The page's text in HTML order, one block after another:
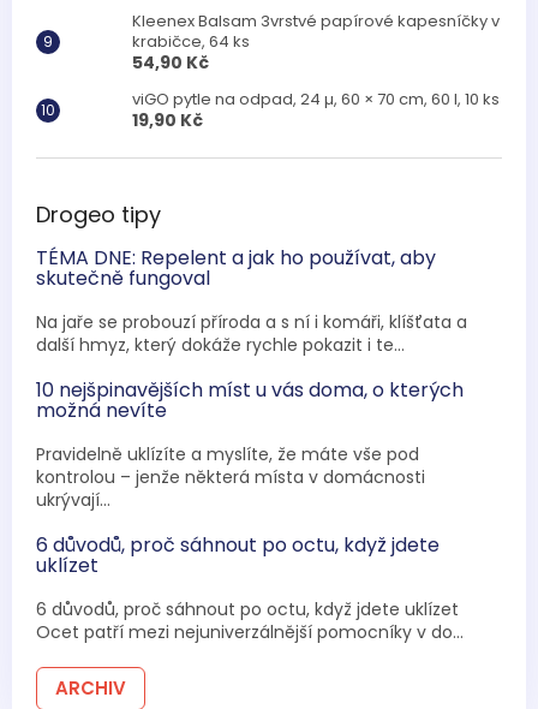
Kleenex Balsam 3vrstvé papírové kapesníčky v
krabičce, 64 ks
54,90 Kč
viGO pytle na odpad, 24 µ, 60 × 70 cm, 60 l, 10 ks
19,90 Kč
Drogeo tipy
TÉMA DNE: Repelent a jak ho používat, aby
skutečně fungoval
Na jaře se probouzí příroda a s ní i komáři, klíšťata a
další hmyz, který dokáže rychle pokazit i te...
10 nejšpinavějších míst u vás doma, o kterých
možná nevíte
Pravidelně uklízíte a myslíte, že máte vše pod
kontrolou – jenže některá místa v domácnosti
ukrývají...
6 důvodů, proč sáhnout po octu, když jdete
uklízet
6 důvodů, proč sáhnout po octu, když jdete uklízet
Ocet patří mezi nejuniverzálnější pomocníky v do...
ARCHIV